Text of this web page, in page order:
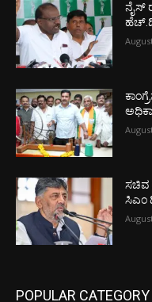
ನೈಸ್
ಸಚಿವ
ಸಿಎಂ
POPULAR CATEGORY